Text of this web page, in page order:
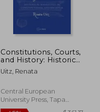
dcto.
Constitutions, Courts,
and History: Historical
Narratives in
Constitutional
Inglés)
Uitz, Renata
Central European
University Press, Tapa
Dura, Nuevo